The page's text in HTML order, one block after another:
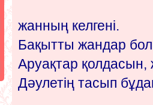
жанның келгені.
Бақытты жандар
Аруақтар
Дәулетің тасып